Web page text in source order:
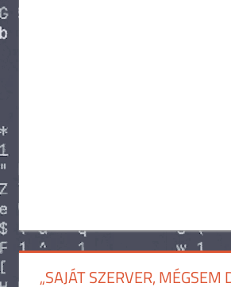
„SAJÁT SZERVER, MÉGSEM